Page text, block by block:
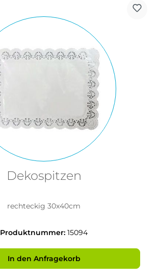
Dekospitzen
rechteckig 30x40cm
Produktnummer: 15094
In den Anfragekorb